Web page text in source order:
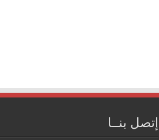
إتصل بنــا